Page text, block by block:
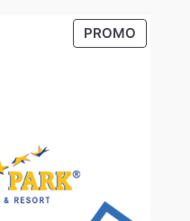
16,50 €
PROMO
EN